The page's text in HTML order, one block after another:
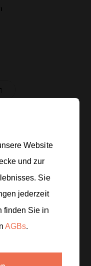
den Pak Choi
zupfen und den
oder kurz
Website
und zur
Sie
jederzeit
finden Sie in
AGBs.